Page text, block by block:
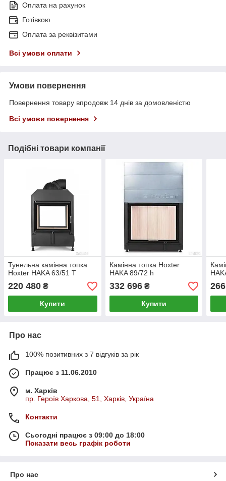
Оплата на рахунок
Готівкою
Оплата за реквізитами
Всі умови оплати
Умови повернення
Повернення товару впродовж 14 днів за домовленістю
Всі умови повернення
Подібні товари компанії
Тунельна камінна топка
Hoxter HAKA 63/51 Т
220 480 ₴
Купити
Камінна топка Hoxter
HAKA 89/72 h
332 696₴
Купити
Про нас
100% позитивних з 7 відгуків за рік
Працює з 11.06.2010
м. Харків
пр. Героїв Харкова, 51, Харків, Україна
Контакти
Сьогодні працює з 09:00 до 18:00
Показати весь графік роботи
Про нас